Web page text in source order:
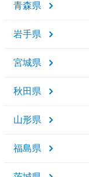
青森県
岩手県
宮城県
秋田県
山形県
福島県